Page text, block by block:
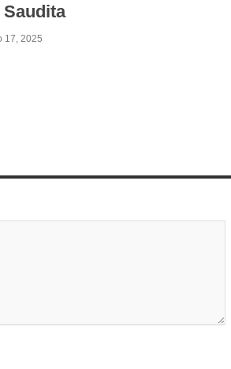
17, 2025